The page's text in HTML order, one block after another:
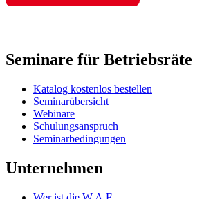
Seminare für Betriebsräte
Katalog kostenlos bestellen
Seminarübersicht
Webinare
Schulungsanspruch
Seminarbedingungen
Unternehmen